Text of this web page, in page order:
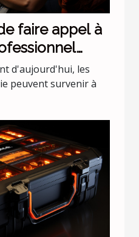
faire appel à
nocturnes
d'aujourd'hui, les
peuvent survenir à